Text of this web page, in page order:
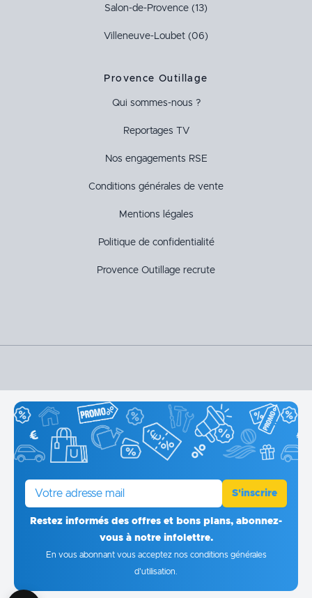
Salon-de-Provence (13)
Villeneuve-Loubet (06)
Provence Outillage
Qui sommes-nous ?
Reportages TV
Nos engagements RSE
Conditions générales de vente
Mentions légales
Politique de confidentialité
Provence Outillage recrute
E-mail
S'inscrire
Restez informés des offres et bons plans, abonnez-
vous à notre infolettre.
En vous abonnant vous acceptez nos conditions générales
d'utilisation